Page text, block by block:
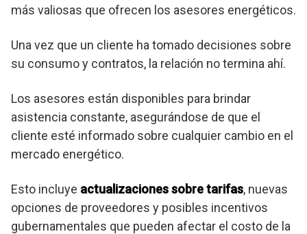
más valiosas que ofrecen los asesores energéticos.
Una vez que un cliente ha tomado decisiones sobre
su consumo y contratos, la relación no termina ahí.
Los asesores están disponibles para brindar
asistencia constante, asegurándose de que el
cliente esté informado sobre cualquier cambio en el
mercado energético.
Esto incluye actualizaciones sobre tarifas, nuevas
opciones de proveedores y posibles incentivos
gubernamentales que pueden afectar el costo de la